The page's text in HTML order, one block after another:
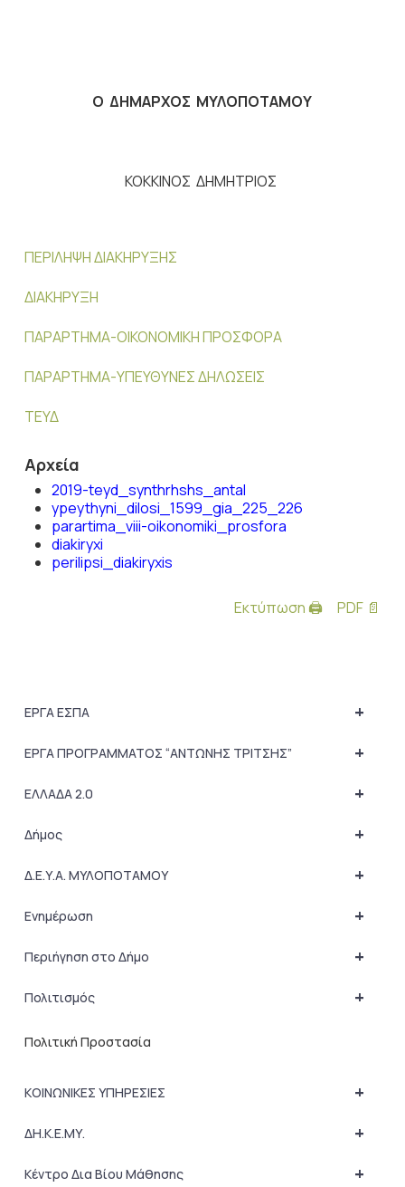
Ο ΔΗΜΑΡΧΟΣ ΜΥΛΟΠΟΤΑΜΟΥ
ΚΟΚΚΙΝΟΣ ΔΗΜΗΤΡΙΟΣ
ΠΕΡΙΛΗΨΗ ΔΙΑΚΗΡΥΞΗΣ
ΔΙΑΚΗΡΥΞΗ
ΠΑΡΑΡΤΗΜΑ-ΟΙΚΟΝΟΜΙΚΗ ΠΡΟΣΦΟΡΑ
ΠΑΡΑΡΤΗΜΑ-ΥΠΕΥΘΥΝΕΣ ΔΗΛΩΣΕΙΣ
ΤΕΥΔ
Αρχεία
2019-teyd_synthrhshs_antal
ypeythyni_dilosi_1599_gia_225_226
parartima_viii-oikonomiki_prosfora
diakiryxi
perilipsi_diakiryxis
Εκτύπωση 🖨 PDF 📄
+
ΕΡΓΑ ΕΣΠΑ
+
ΕΡΓΑ ΠΡΟΓΡΑΜΜΑΤΟΣ “ΑΝΤΩΝΗΣ ΤΡΙΤΣΗΣ”
+
ΕΛΛΑΔΑ 2.0
+
Δήμος
+
Δ.Ε.Υ.Α. ΜΥΛΟΠΟΤΑΜΟΥ
+
Ενημέρωση
+
Περιήγηση στο Δήμο
+
Πολιτισμός
Πολιτική Προστασία
+
ΚΟΙΝΩΝΙΚΕΣ ΥΠΗΡΕΣΙΕΣ
+
ΔΗ.Κ.Ε.ΜΥ.
+
Κέντρο Δια Βίου Μάθησης